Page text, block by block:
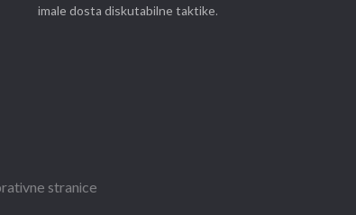
imale dosta diskutabilne taktike.
stranice